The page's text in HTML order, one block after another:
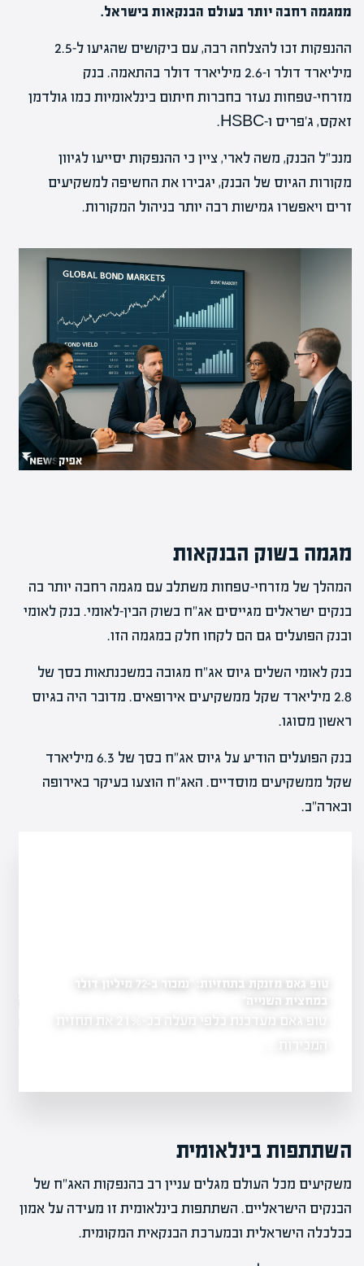
ממגמה רחבה יותר בעולם הבנקאות בישראל.
ההנפקות זכו להצלחה רבה, עם ביקושים שהגיעו ל-2.5
מיליארד דולר ו-2.6 מיליארד דולר בהתאמה. בנק
מזרחי-טפחות נעזר בחברות חיתום בינלאומיות כמו גולדמן
זאקס, ג'פריס ו-HSBC.
מנכ"ל הבנק, משה לארי, ציין כי ההנפקות יסייעו לגיוון
מקורות הגיוס של הבנק, יגבירו את החשיפה למשקיעים
זרים ויאפשרו גמישות רבה יותר בניהול המקורות.
מגמה בשוק הבנקאות
המהלך של מזרחי-טפחות משתלב עם מגמה רחבה יותר בה
בנקים ישראלים מגייסים אג"ח בשוק הבין-לאומי. בנק לאומי
ובנק הפועלים גם הם לקחו חלק במגמה הזו.
בנק לאומי השלים גיוס אג"ח מגובה במשכנתאות בסך של
2.8 מיליארד שקל ממשקיעים אירופאים. מדובר היה בגיוס
ראשון מסוגו.
בנק הפועלים הודיע על גיוס אג"ח בסך של 6.3 מיליארד
שקל ממשקיעים מוסדיים. האג"ח הוצעו בעיקר באירופה
ובארה"ב.
הדבר
טופ גאם מזנקת בתחזיות: "נמכור ב-72 מיליון דולר
במחצית השנייה"
טופ גאם מעדכנת כלפי מעלה בכ-21% את תחזית
המכירות…
רימון נכנסת
השתתפות בינלאומית
משקיעים מכל העולם מגלים עניין רב בהנפקות האג"ח של
הבנקים הישראליים. השתתפות בינלאומית זו מעידה על אמון
בכלכלה הישראלית ובמערכת הבנקאית המקומית.